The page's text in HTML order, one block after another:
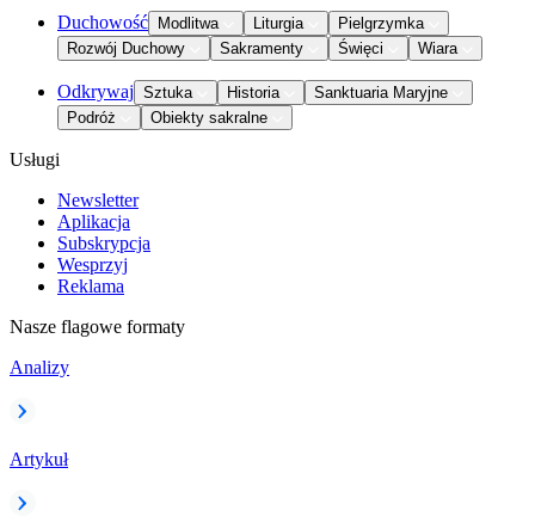
Duchowość Modlitwa Liturgia
Pielgrzymka
Rozwój Duchowy
Sakramenty Święci Wiara
Odkrywaj Sztuka Historia
Sanktuaria Maryjne
Podróż
Obiekty sakralne
Usługi
Newsletter
Aplikacja
Subskrypcja
Wesprzyj
Reklama
Nasze flagowe formaty
Analizy
Artykuł